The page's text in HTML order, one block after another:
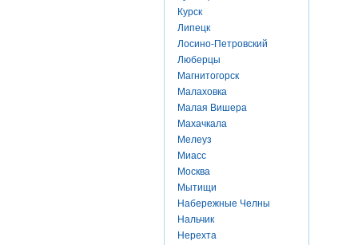
Курск
Липецк
Лосино-Петровский
Люберцы
Магнитогорск
Малаховка
Малая Вишера
Махачкала
Мелеуз
Миасс
Москва
Мытищи
Набережные Челны
Нальчик
Нерехта